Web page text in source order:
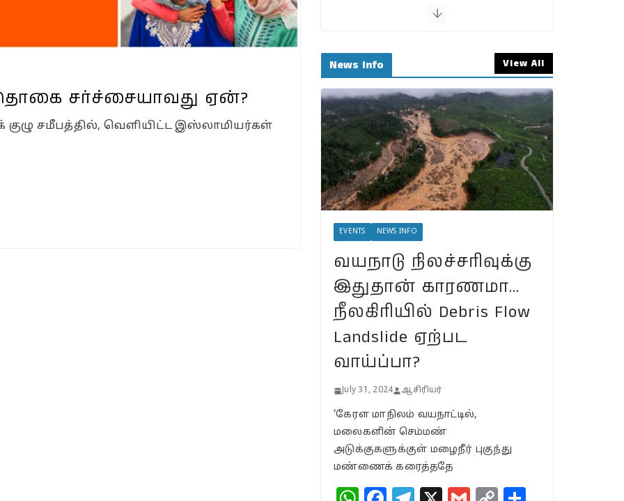
சர்ச்சையாவது ஏன்?
சமீபத்தில், வெளியிட்ட இஸ்லாமியர்கள்
தமிழர்களால்
September 25, 2024
பேரழிவின் வடுவாக
வயநாடு: 40
ஆண்டுகள் கடந்து
அதே இடத்தில்
நிலச்சரிவு!
August 1, 2024
இதுதான்
காரணமா…
நீலகிரியில் Debris
Flow Landslide
ஏற்பட வாய்ப்பா?
மக்கள்; பா.ஜ.க.
புத்துயிர்
அளிக்குமா… இறுதி
உயிர்த்
துடிப்பையும்
நிறுத்துமா?
July 30, 2024
News Info View All
EVENTS NEWS INFO
வயநாடு நிலச்சரிவுக்கு
இதுதான் காரணமா…
நீலகிரியில் Debris Flow
Landslide ஏற்பட
வாய்ப்பா?
July 31, 2024 ஆசிரியர்
‘கேரள மாநிலம் வயநாட்டில்,
மலைகளின் செம்மண்
அடுக்குகளுக்குள் மழைநீர் புகுந்து
மண்ணைக் கரைத்ததே